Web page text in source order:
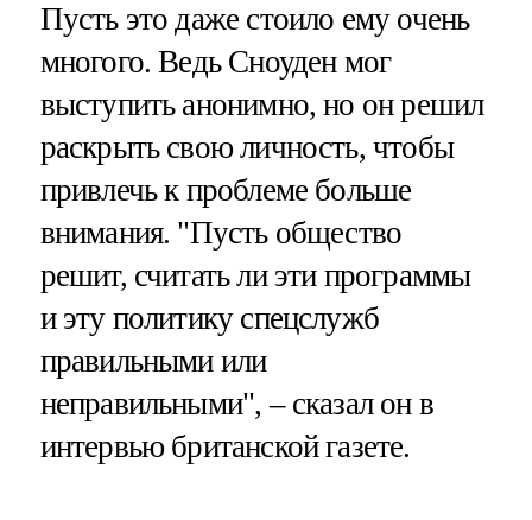
Пусть это даже стоило ему очень
многого. Ведь Сноуден мог
выступить анонимно, но он решил
раскрыть свою личность, чтобы
привлечь к проблеме больше
внимания. "Пусть общество
решит, считать ли эти программы
и эту политику спецслужб
правильными или
неправильными", – сказал он в
интервью британской газете.